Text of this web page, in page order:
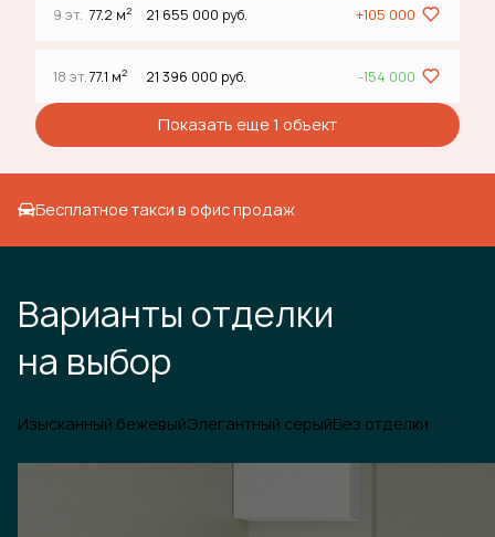
9 эт. 77.2 м2 21 655 000 руб. +105 000
18 эт.77.1 м2 21 396 000 руб. -154 000
Показать еще 1 объект
Бесплатное такси в офис продаж
Варианты отделки
на выбор
Изысканный бежевыйЭлегантный серыйБез отделки